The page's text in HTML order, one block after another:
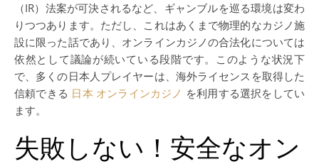
（IR）法案が可決されるなど、ギャンブルを巡る環境は変わ
りつつあります。ただし、これはあくまで物理的なカジノ施
設に限った話であり、オンラインカジノの合法化については
依然として議論が続いている段階です。このような状況下
で、多くの日本人プレイヤーは、海外ライセンスを取得した
信頼できる 日本 オンラインカジノ を利用する選択をしてい
ます。
失敗しない！安全なオン